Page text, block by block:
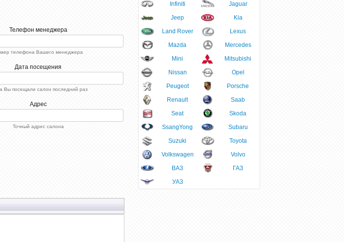
Телефон менеджера
телефона Вашего менеджера
Дата посещения
Вы посещали салон последний раз
Адрес
Точный адрес салона
Infiniti
Jaguar
Jeep
Kia
Land Rover
Lexus
Mazda
Mercedes
Mini
Mitsubishi
Nissan
Opel
Peugeot
Porsche
Renault
Saab
Seat
Skoda
SsangYong
Subaru
Suzuki
Toyota
Volkswagen
Volvo
ВАЗ
ГАЗ
УАЗ